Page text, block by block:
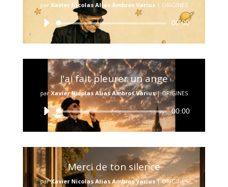
par Xavier Nicolas Alias Ambros Varius| ORIGINES
Lecteur
00:00
J'ai fait pleurer un ange
par Xavier Nicolas Alias Ambros Varius|ORIGINES
Lecteur
audio
00:00
Merci de ton silence
parXavier Nicolas Alias Ambros Varius|ORIGINES